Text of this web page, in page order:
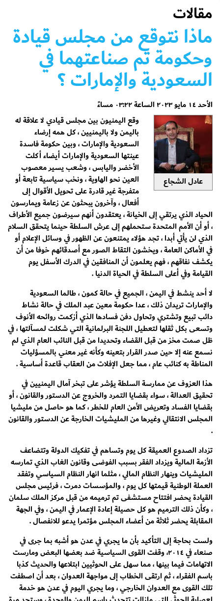
مقالات
ماذا نتوقع من مجلس قيادة
وحكومة تم صناعتهما في
السعودية والإمارات ؟
الأحد ١٤ مايو ٢٠٢٣ الساعة ٠٣:٢٢ مساءً
عادل الشجاع
وقع اليمنيون بين مجلس قيادي لا علاقة له
باليمن ولا باليمنيين ، كل همه إرضاء
السعودية والإمارات ، وبين حكومة فاسدة
عينتها السعودية والإمارات أيضاء أكلت
الأخضر واليابس ، وشعب يسير معصوب
العين نحو الهاوية ، ونخب سياسية تابعة أو
متفرجة غير قادرة على تحويل الأقوال إلى
أفعال ، وآخرون يبحثون عن زعامة ويمارسون
الحياد الذي يرتقي إلى الخيانة ، يعتقدون أنهم سيرضون جميع الأطراف
، أو أن الأمم المتحدة ستحملهم إلى عرش السلطة حينما يتحقق السلام
الذي لن يأتي أبدا ، تجد هؤلاء يمتنعون عن الظهور في وسائل الإعلام أو
في الأماكن العامة ، ويخشون التقاط الصور مع أصدقائهم خوفا من أن
يكشف نفاقهم ، فهم يعلمون أن المنافقين في الدرك الأسفل يوم
القيامة وفي أعلى السلطة في الحياة الدنيا .
لا أحد ينشط في اليمن ، الجميع في حالة كمون ، طالما السعودية
والإمارات تريدان ذلك ، عدا حكومة معين عبد الملك في حالة نشاط
دائب تبيع وتشتري وتحاول دفن فسادها الذي أزكمت روائحه الأنوف
وتسعى بكل ثقلها لتعطيل اللجنة البرلمانية التي شكلت لمسآلتها ، في
ظل صمت مخز من قبل القضاء وتحديدا من قبل النائب العام الذي لم
نسمع عنه إلا حين صدر القرار بتعينه وكأنه غير معني بالمسؤليات
المناطة به كنائب عام ، مما جعل الإفلات من العقاب قاعدة أساسية .
هذا العزوف عن ممارسة السلطة يؤشر على تبخر آمال اليمنيين في
تحقيق العدالة ، سواء بقضايا التمرد والخروج عن الدستور والقانون ، أو
بقضايا الفساد وتعريض الأمن العام للخطر ، كما هو حاصل من مليشيا
المجلس الانتقالي وغيرها من المليشيات الخارجة عن الدستور والقانون
.
تزداد الصدوع العميقة كل يوم وتساهم في تفكيك الدولة وتتضاعف
الأزمة المالية ويزداد الفقر بسبب الفوضى وقانون الغاب الذي تمارسه
المليشيات وينهار النظام المالي ، مثلما انهار النظام السياسي وتفقد
العملة الوطنية قيمتها كل يوم ، والمؤسسات دمرت ، فرئيس مجلس
القيادة يحضر افتتاح مستشفى تم ترميمه من قبل مركز الملك سلمان
، وكأن ذلك الترميم هو كل حصيلة إعادة الإعمار في اليمن ، وفي الجهة
المقابلة يحضر ثلاثة من أعضاء المجلس مؤتمرا يدعو للانفصال .
ولست بحاجة إلى التأكيد بأن ما يجري في عدن هو أشبه بما جرى في
صنعاء في ٢٠١٤، وقفت القوى السياسية ضد بعضها البعض ومارست
الاتهامات فيما بينها ، مما سهل على الحوثيين ابتلاعها والحديث كذبا
باسم الفقراء ، ثم ارتقى الخطاب إلى مواجهة العدوان ، بعد أن اصطفت
تلك القوى مع العدوان الخارجي ، وما يجري اليوم في عدن هو خدمة